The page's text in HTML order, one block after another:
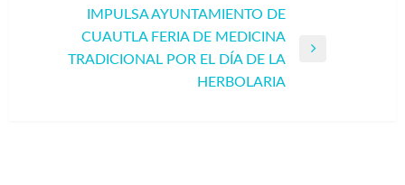
Entrada
IMPULSA AYUNTAMIENTO DE
CUAUTLA FERIA DE MEDICINA
TRADICIONAL POR EL DÍA DE LA
HERBOLARIA